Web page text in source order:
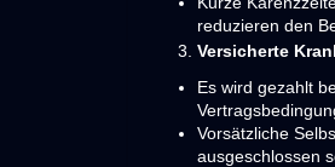
reduzieren den
Versicherte
Es wird gezahlt
Vorsätzliche
ausgeschlossen